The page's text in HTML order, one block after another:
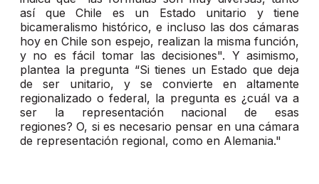
así que Chile es un Estado unitario y tiene
bicameralismo histórico, e incluso las dos cámaras
hoy en Chile son espejo, realizan la misma función,
y no es fácil tomar las decisiones". Y asimismo,
plantea la pregunta “Si tienes un Estado que deja
de ser unitario, y se convierte en altamente
regionalizado o federal, la pregunta es ¿cuál va a
ser la representación nacional de esas
regiones? O, si es necesario pensar en una cámara
de representación regional, como en Alemania."